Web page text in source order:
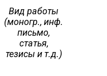
Вид работы
(моногр., инф.
письмо,
статья,
тезисы и т.д.)